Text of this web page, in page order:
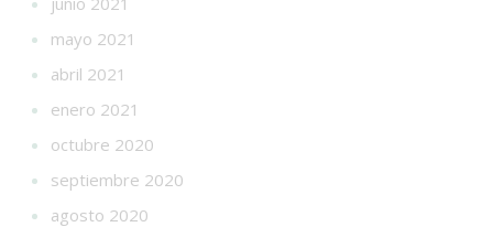
mayo 2021
abril 2021
enero 2021
octubre 2020
septiembre 2020
agosto 2020